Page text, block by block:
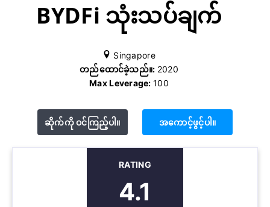
BYDFi သုံးသပ်ချက်
Singapore
တည်ထောင်ခဲ့သည်။: 2020
Max Leverage:100
ဆိုက်ကို ဝင်ကြည့်ပါ။ အကောင့်ဖွင့်ပါ။
RATING
4.1